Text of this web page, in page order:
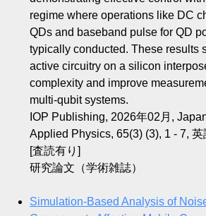
regime where operations like DC
QDs and baseband pulse for QD
typically conducted. These results
active circuitry on a silicon
complexity and improve
multi-qubit systems.
IOP Publishing, 2026年02月,
Applied Physics, 65(3) (3), 1 - 7, 英
[査読有り]
研究論文（学術雑誌）
Simulation-Based Analysis of